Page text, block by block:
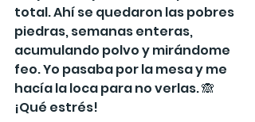
total. Ahí se quedaron las pobres
piedras, semanas enteras,
acumulando polvo y mirándome
feo. Yo pasaba por la mesa y me
hacía la loca para no verlas. 🙈
¡Qué estrés!